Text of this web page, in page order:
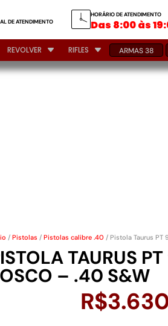
DE ATENDIMENTO
HORÁRIO DE ATENDIMENTO
Das 8:00 às
REVOLVER RIFLES ARMAS 38
/ Pistolas / Pistolas calibre .40 / Pistola Taurus PT
TAURUS
– .40 S&W
R$